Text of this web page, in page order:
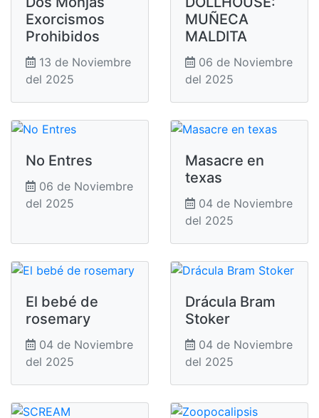
Exorcismos
Prohibidos
13 de Noviembre
del 2025
MUÑECA
MALDITA
06 de Noviembre
del 2025
No Entres
06 de Noviembre
del 2025
Masacre en
texas
04 de Noviembre
del 2025
El bebé de
rosemary
04 de Noviembre
del 2025
Drácula Bram
Stoker
04 de Noviembre
del 2025